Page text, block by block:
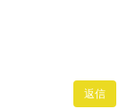
返信